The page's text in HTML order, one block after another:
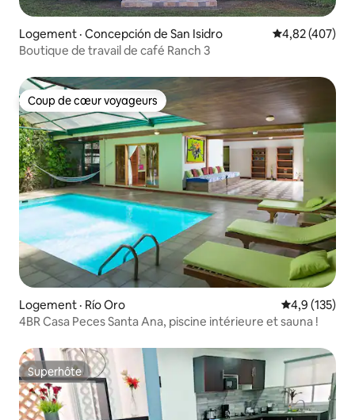
Logement · Concepción de San Isidro Note
4,82 (407)
Boutique de travail de café Ranch 3
Coup de cœur voyageurs
Coup de cœur voyageurs
Logement · Río Oro Note
4,9 (135)
4BR Casa Peces Santa Ana, piscine intérieure et sauna !
Superhôte
Superhôte